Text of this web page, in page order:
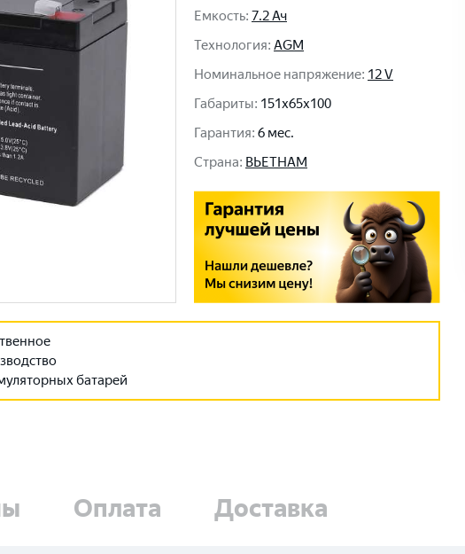
Емкость: 7.2 Ач
Технология: AGM
Номинальное напряжение: 12 V
Габариты: 151x65x100
Гарантия: 6 мес.
Cтрана: ВЬЕТНАМ
батарей
Оплата Доставка